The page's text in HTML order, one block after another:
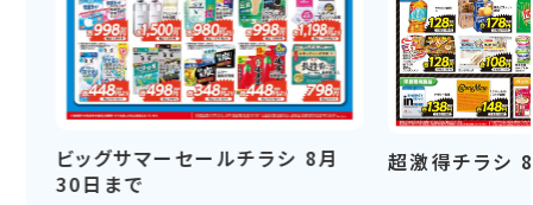
ビッグサマーセールチラシ 8月
30日まで
超激得チラシ